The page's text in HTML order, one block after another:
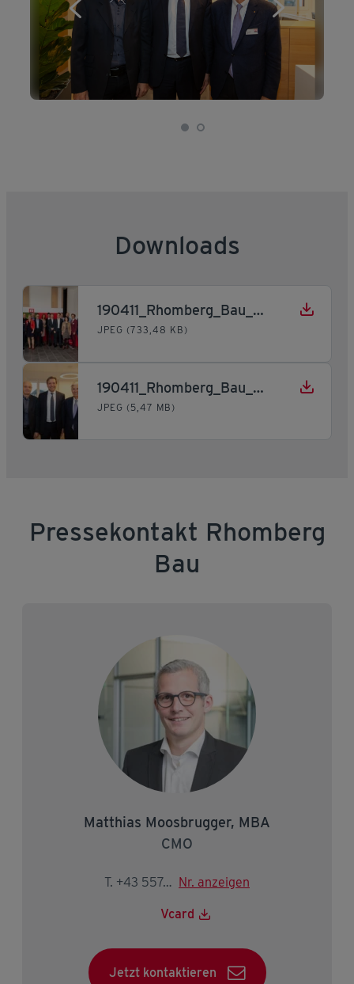
Downloads
190411_Rhomberg_Bau_Büroneueröffnung_Wien_1
JPEG (733,48 KB)
190411_Rhomberg_Bau_Büroneueröffnung_Wien_2
JPEG (5,47 MB)
Pressekontakt Rhomberg
Bau
Matthias Moosbrugger, MBA
CMO
T. +43 5574 403-2195 Nr. anzeigen
Vcard
Jetzt kontaktieren